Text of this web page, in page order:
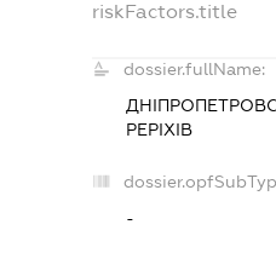
riskFactors.title
dossier.fullName:
РЕРІХІВ
-